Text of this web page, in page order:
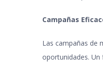
Campañas
Las campañas de
oportunidades.